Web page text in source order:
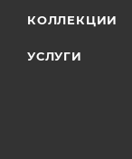
КОЛЛЕКЦИИ
УСЛУГИ